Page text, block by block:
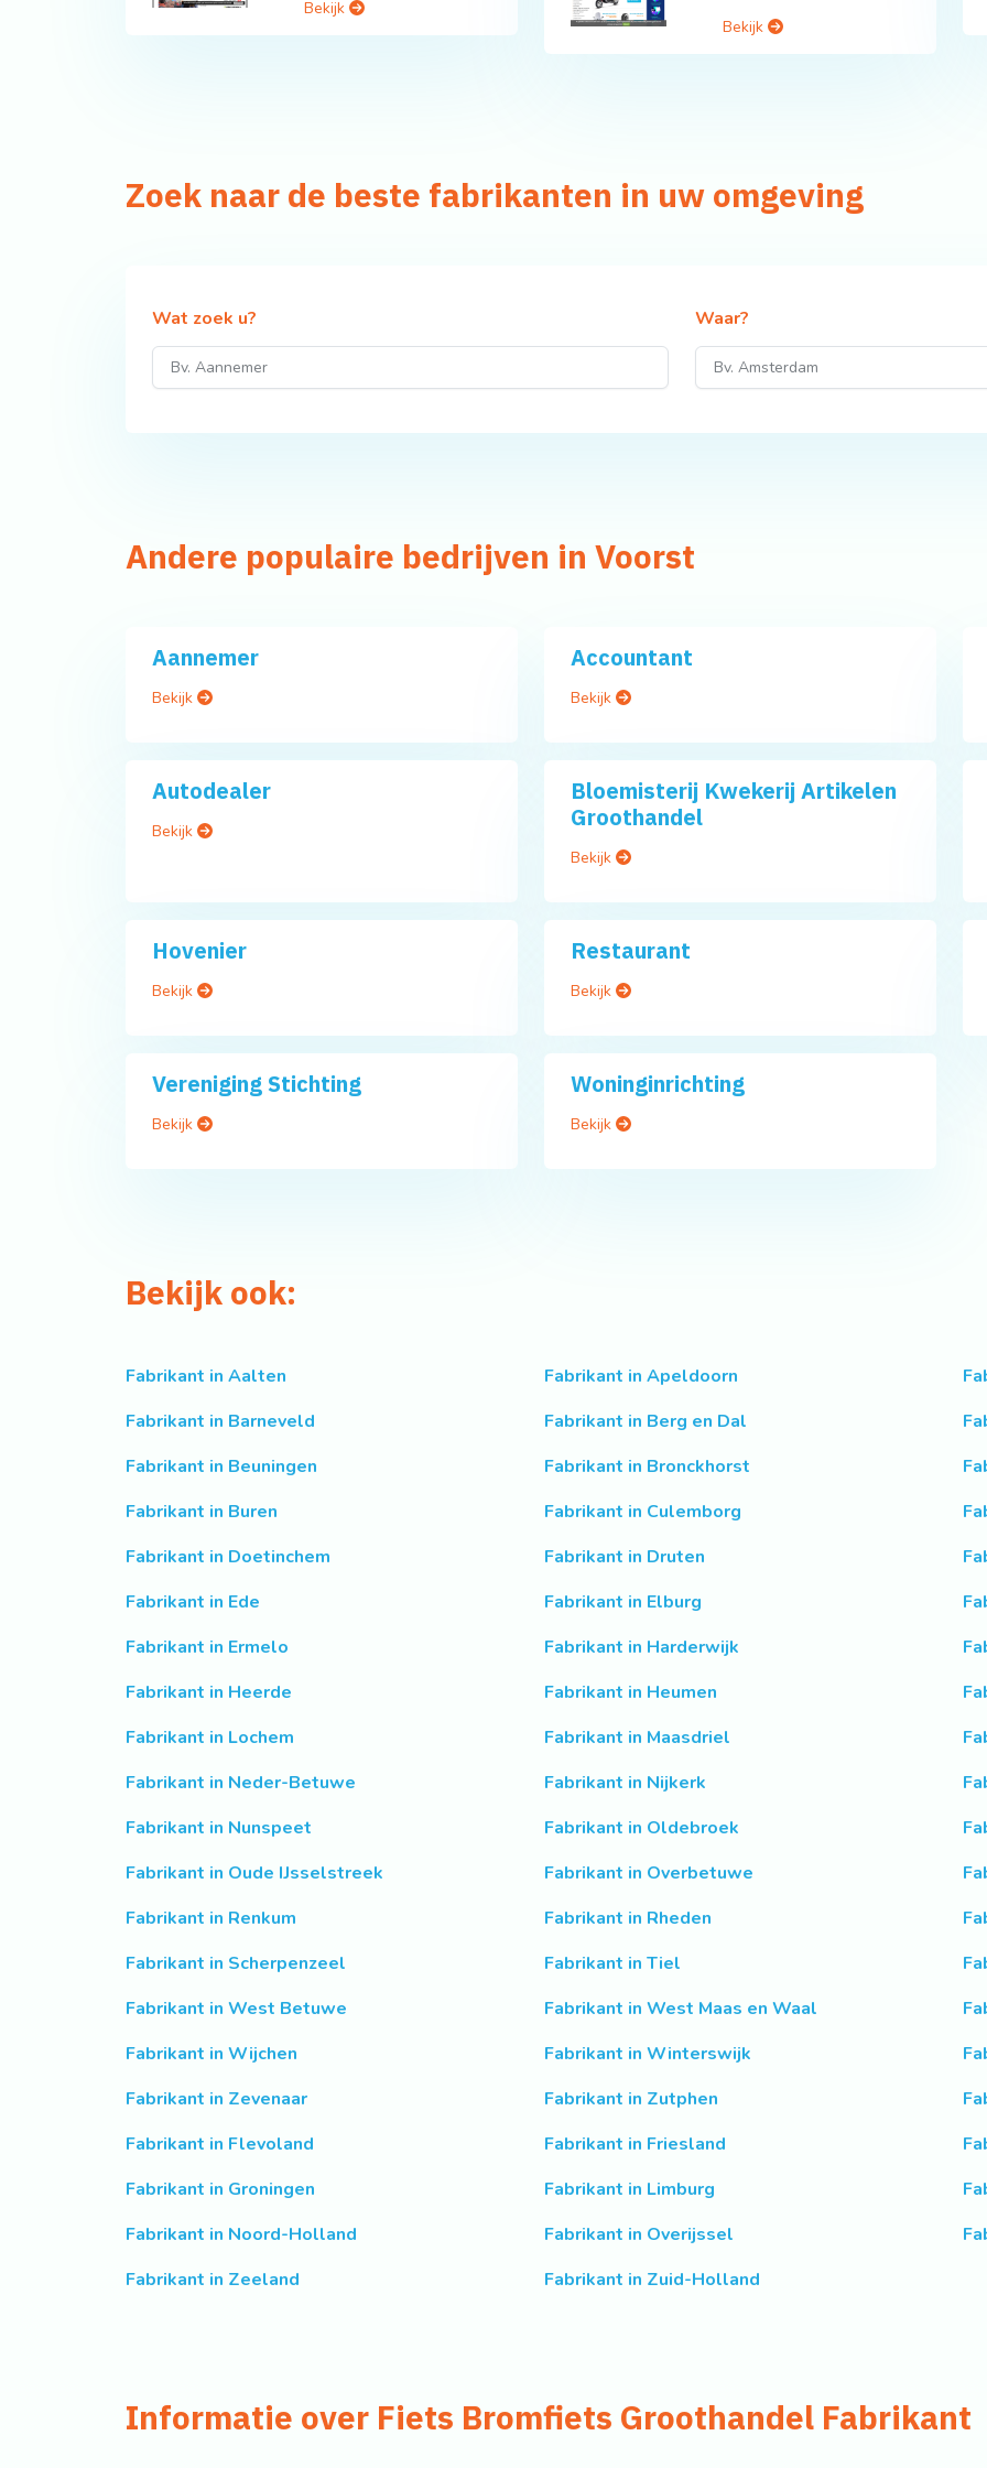
Bekijk
Bekijk
Zoek naar de beste fabrikanten in uw omgeving
Wat zoek u? Waar?
Andere populaire bedrijven in Voorst
Aannemer
Bekijk
Accountant
Bekijk
Autodealer
Bekijk
Bloemisterij Kwekerij Artikelen
Groothandel
Bekijk
Hovenier
Bekijk
Restaurant
Bekijk
Vereniging Stichting
Bekijk
Woninginrichting
Bekijk
Bekijk ook:
Fabrikant in Aalten Fabrikant in Apeldoorn
Fabrikant in Barneveld
Fabrikant in Berg en Dal
Fabrikant in Beuningen
Fabrikant in Bronckhorst
Fabrikant in Buren
Fabrikant in Culemborg
Fabrikant in Doetinchem
Fabrikant in Druten
Fabrikant in Ede
Fabrikant in Elburg
Fabrikant in Ermelo
Fabrikant in Harderwijk
Fabrikant in Heerde
Fabrikant in Heumen
Fabrikant in Lochem
Fabrikant in Maasdriel
Fabrikant in Neder-Betuwe
Fabrikant in Nijkerk
Fabrikant in Nunspeet
Fabrikant in Oldebroek
Fabrikant in Oude IJsselstreek
Fabrikant in Overbetuwe
Fabrikant in Renkum
Fabrikant in Rheden
Fabrikant in Scherpenzeel
Fabrikant in Tiel
Fabrikant in West Betuwe
Fabrikant in West Maas en Waal
Fabrikant in Wijchen
Fabrikant in Winterswijk
Fabrikant in Zevenaar
Fabrikant in Zutphen
Fabrikant in Flevoland
Fabrikant in Friesland
Fabrikant in Groningen
Fabrikant in Limburg
Fabrikant in Noord-Holland
Fabrikant in Overijssel
Fabrikant in Zeeland
Fabrikant in Zuid-Holland
Informatie over Fiets Bromfiets Groothandel Fabrikant